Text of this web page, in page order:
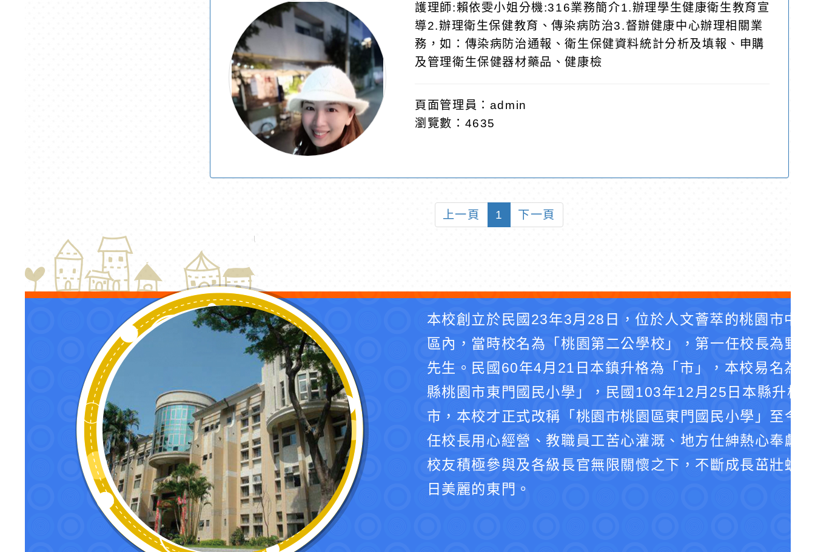
護理師:賴依雯小姐分機:316業務簡介1.辦理學生健康衛生教育宣
導2.辦理衛生保健教育、傳染病防治3.督辦健康中心辦理相關業
務，如：傳染病防治通報、衛生保健資料統計分析及填報、申購
及管理衛生保健器材藥品、健康檢
頁面管理員：admin
瀏覽數：4635
上一頁 1 下一頁
本校創立於民國23年3月28日，位於人文薈萃的桃園市中
區內，當時校名為「桃園第二公學校」，第一任校長為野
先生。民國60年4月21日本鎮升格為「市」，本校易名為
縣桃園市東門國民小學」，民國103年12月25日本縣升格
市，本校才正式改稱「桃園市桃園區東門國民小學」至今
任校長用心經營、教職員工苦心灌溉、地方仕紳熱心奉獻
校友積極參與及各級長官無限關懷之下，不斷成長茁壯蛻
日美麗的東門。